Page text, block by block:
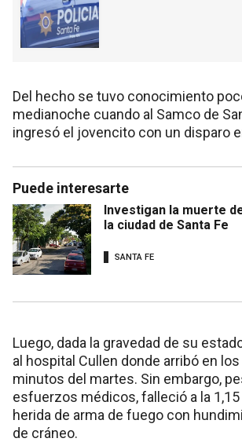
Del hecho se tuvo conocimiento
medianoche cuando al Samco de
ingresó el jovencito con un disparo
Puede interesarte
Investigan la muerte
la ciudad de Santa Fe
SANTA FE
Luego, dada la gravedad de su
al hospital Cullen donde arribó en
minutos del martes. Sin embargo,
esfuerzos médicos, falleció a la 1,15
herida de arma de fuego con
de cráneo.